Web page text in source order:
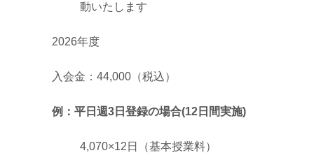
動いたします
2026年度
入会金：44,000（税込）
例：平日週3日登録の場合(12日間実施)
4,070×12日（基本授業料）